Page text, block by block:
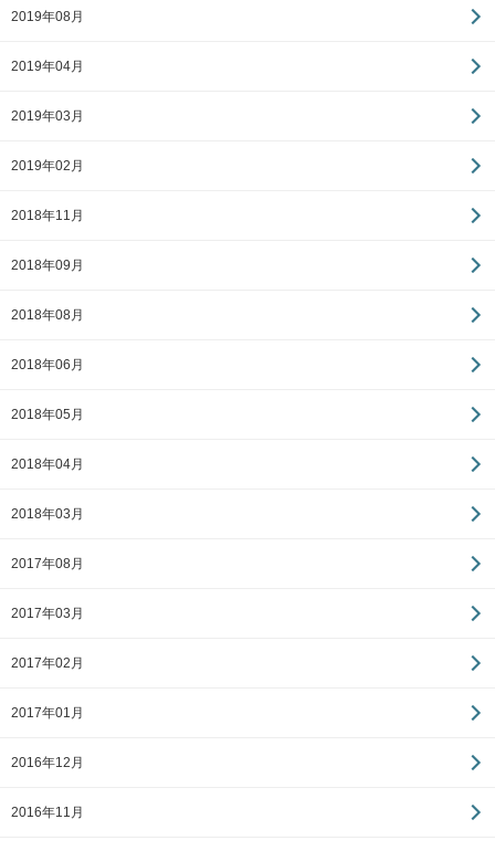
2019年08月
2019年04月
2019年03月
2019年02月
2018年11月
2018年09月
2018年08月
2018年06月
2018年05月
2018年04月
2018年03月
2017年08月
2017年03月
2017年02月
2017年01月
2016年12月
2016年11月